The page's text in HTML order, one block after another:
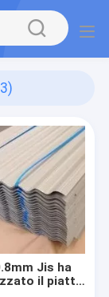
Jis ha
il piatto